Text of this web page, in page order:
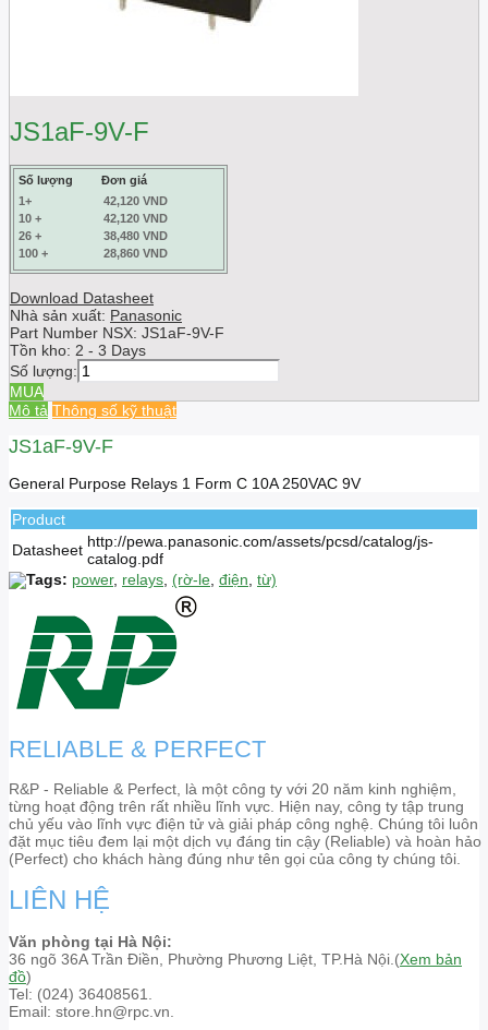
JS1aF-9V-F
Số lượng
Đơn giá
1+
42,120 VND
10 +
42,120 VND
26 +
38,480 VND
100 +
28,860 VND
Download Datasheet
Nhà sản xuất: Panasonic
Part Number NSX: JS1aF-9V-F
Tồn kho: 2 - 3 Days
Số lượng:
MUA
Mô tả Thông số kỹ thuật
JS1aF-9V-F
General Purpose Relays 1 Form C 10A 250VAC 9V
Product
Datasheet http://pewa.panasonic.com/assets/pcsd/catalog/js-
catalog.pdf
Tags: power, relays (rờ-le điện từ)
RELIABLE & PERFECT
R&P - Reliable & Perfect, là một công ty với 20 năm kinh nghiệm,
từng hoạt động trên rất nhiều lĩnh vực. Hiện nay, công ty tập trung
chủ yếu vào lĩnh vực điện tử và giải pháp công nghệ. Chúng tôi luôn
đặt mục tiêu đem lại một dịch vụ đáng tin cậy (Reliable) và hoàn hảo
(Perfect) cho khách hàng đúng như tên gọi của công ty chúng tôi.
LIÊN HỆ
Văn phòng tại Hà Nội:
36 ngõ 36A Trần Điền, Phường Phương Liệt, TP.Hà Nội.(Xem bản
đồ)
Tel: (024) 36408561.
Email: store.hn@rpc.vn.